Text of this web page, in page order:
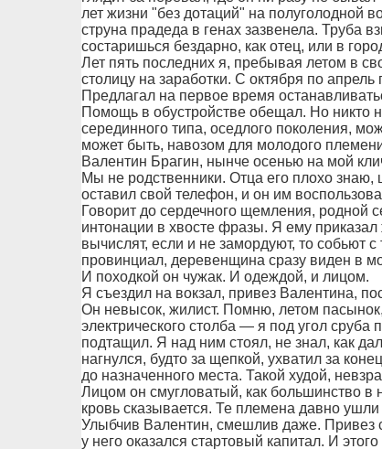
лет жизни "без дотаций" на полуголодной
струна прадеда в генах зазвенела. Труба
состаришься бездарно, как отец, или в
Лет пять последних я, пребывая летом в
столицу на заработки. С октября по
Предлагал на первое время
Помощь в обустройстве обещал. Но никто
серединного типа, оседлого поколения,
может быть, навозом для молодого
Валентин Брагин, нынче осенью на мой
Мы не родственники. Отца его плохо знаю,
оставил свой телефон, и он им
Говорит до сердечного щемления, родной
интонации в хвосте фразы. Я ему
вычислят, если и не замордуют, то собьют
провинциал, деревенщина сразу виден в
И походкой он чужак. И одеждой, и лицом.
Я съездил на вокзал, привез Валентина,
Он невысок, жилист. Помню, летом
электрического столба — я под угол сруба
подтащил. Я над ним стоял, не знал, как
нагнулся, будто за щепкой, ухватил за
до назначенного места. Такой худой,
Лицом он смугловатый, как большинство в
кровь сказывается. Те племена давно
Улыбчив Валентин, смешлив даже. Привез
у него оказался стартовый капитал. И